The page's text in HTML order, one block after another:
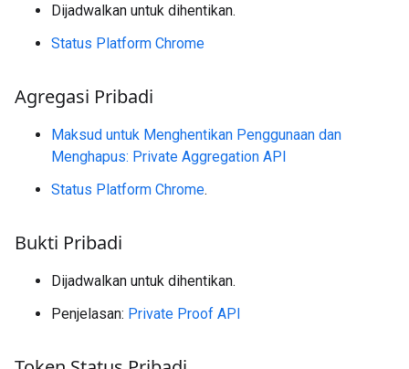
Dijadwalkan untuk dihentikan.
Status Platform Chrome
Agregasi Pribadi
Maksud untuk Menghentikan Penggunaan dan
Menghapus: Private Aggregation API
Status Platform Chrome.
Bukti Pribadi
Dijadwalkan untuk dihentikan.
Penjelasan: Private Proof API